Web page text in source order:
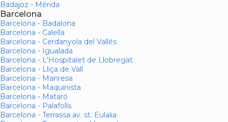
Badajoz - Mérida
Barcelona
Barcelona - Badalona
Barcelona - Calella
Barcelona - Cerdanyola del Vallés
Barcelona - Igualada
Barcelona - L'Hospitalet de Llobregat
Barcelona - Lliça de Vall
Barcelona - Manresa
Barcelona - Maquinista
Barcelona - Mataró
Barcelona - Palafolls
Barcelona - Terrassa av. st. Eulalia